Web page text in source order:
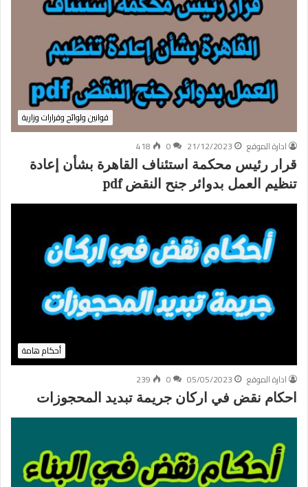
قوانين ولوائح وقرارات وزارية
ادارة الموقع
21/12/2023
0
418
قرار رئيس محكمة استئناف القاهرة بشأن إعادة
تنظيم العمل بدوائر جنح النقض pdf
أحكام هامة
ادارة الموقع
05/05/2023
0
239
احكام نقض في اركان جريمة تبديد المحجوزات